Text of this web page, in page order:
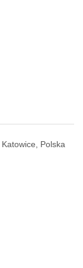
Katowice, Polska